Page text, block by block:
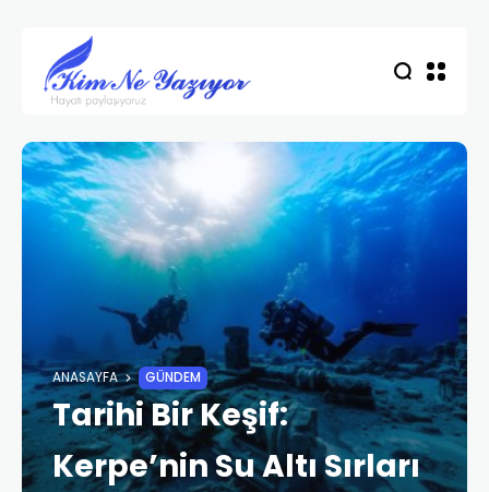
ANASAYFA GÜNDEM
Tarihi Bir Keşif:
Kerpe’nin Su Altı Sırları